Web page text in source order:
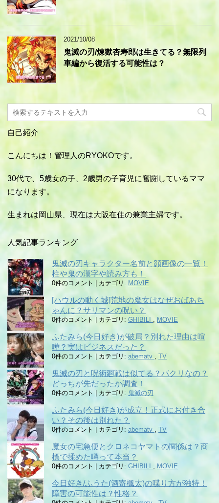
2021/10/08
鬼滅の刃/煉獄杏寿郎は生きてる？無限列
車編から復活する可能性は？
自己紹介
こんにちは！管理人のRYOKOです。
30代で、5歳女の子、2歳男の子育児に奮闘しているママ
になります。
生まれは岡山県、現在は大阪在住の兼業主婦です。
人気記事ランキング
鬼滅の刃キャラクター名前と顔画像の一覧！
柱や鬼の漢字や読み方も！
0件のコメント カテゴリ: MOVIE
[ハウルの動く城]荒地の魔女はなぜおばあち
ゃんに？サリマンの呪い？
0件のコメント カテゴリ: GHIBILI , MOVIE
ふたみら(今日好き)が破局？別れた理由は喧
嘩？実はビジネスだった？
0件のコメント カテゴリ: abematv , TV
鬼滅の刃と呪術廻戦は似てる？パクリなの？
どっちが先だったか調査！
0件のコメント カテゴリ: 鬼滅の刃
ふたみら(今日好き)が成立！正式にお付き合
い？その後は別れた？
0件のコメント カテゴリ: abematv , TV
魔女の宅急便とクロネコヤマトの関係は？商
標で揉めた噂って本当？
0件のコメント カテゴリ: GHIBILI , MOVIE
今日好き/ふうた(酒寄楓太)の喋り方が独特！
障害の可能性は？性格？